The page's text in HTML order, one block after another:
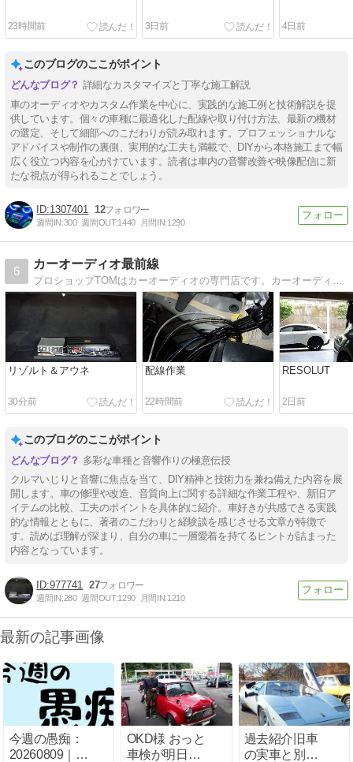
23時間前 3日前 4日前
このブログのここがポイント
詳細なカスタマイズと丁寧な施工解説
車のオーディオやカスタム作業を中心に、実践的な施工例と技術解説を提
供しています。個々の車種に最適化した配線や取り付け方法、最新の機材
の選定、そして細部へのこだわりが読み取れます。プロフェッショナルな
アドバイスや制作の裏側、実用的な工夫も満載で、DIYから本格施工まで幅
広く役立つ内容を心がけています。読者は車内の音響改善や映像配信に新
たな視点が得られることでしょう。
1307401 12
週間IN:300 週間OUT:1440 月間IN:1290
6
カーオーディオ最前線
プロショップTOMはカーオーディオの専門店です。カーオーディオの情報からグルメや愛犬の話題もときどき書いてます。
リゾルト＆アウネ
30分前
配線作業
22時間前
RESOLUT
2日前
このブログのここがポイント
多彩な車種と音響作りの極意伝授
クルマいじりと音響に焦点を当て、DIY精神と技術力を兼ね備えた内容を展
開します。車の修理や改造、音質向上に関する詳細な作業工程や、新旧ア
イテムの比較、工夫のポイントを具体的に紹介。車好きが共感できる実践
的な情報とともに、著者のこだわりと経験談を感じさせる文章が特徴で
す。読めば理解が深まり、自分の車に一層愛着を持てるヒントが詰まった
内容となっています。
977741 27
週間IN:280 週間OUT:1290 月間IN:1210
最新の記事画像
今週の愚痴：
20260809｜う
OKD様 おっと
車検が明日で
過去紹介旧車
の実車と別種